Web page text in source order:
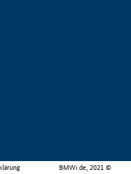
BMWi.de, 2021 ©